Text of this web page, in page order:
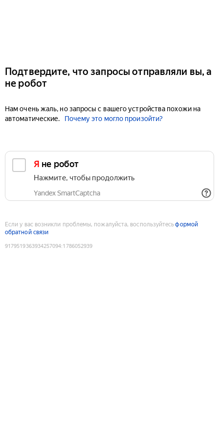
Подтвердите, что запросы отправляли вы, а
не робот
Нам очень жаль, но запросы с вашего устройства похожи на
автоматические.
Почему это могло произойти?
Я не робот
Нажмите, чтобы продолжить
Yandex SmartCaptcha
Если у вас возникли проблемы, пожалуйста, воспользуйтесьформой
обратной связи
9179519363934257094:1786052939